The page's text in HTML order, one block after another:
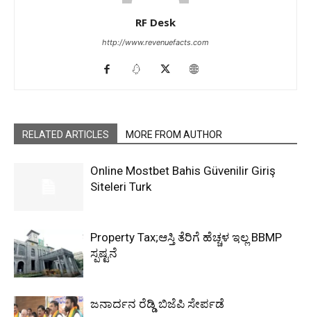
RF Desk
http://www.revenuefacts.com
RELATED ARTICLES MORE FROM AUTHOR
Online Mostbet Bahis Güvenilir Giriş
Siteleri Turk
Property Tax;ಆಸ್ತಿ ತೆರಿಗೆ ಹೆಚ್ಚಳ ಇಲ್ಲ BBMP
ಸ್ಪಷ್ಟನೆ
ಜನಾರ್ದನ ರೆಡ್ಡಿ ಬಿಜೆಪಿ ಸೇರ್ಪಡೆ